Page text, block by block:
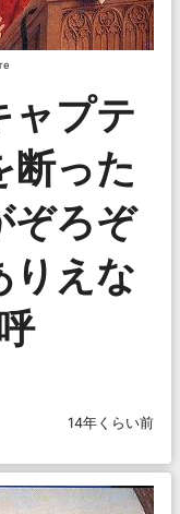
ャプテ
断った
ぞろぞ
りえな
14年くらい前